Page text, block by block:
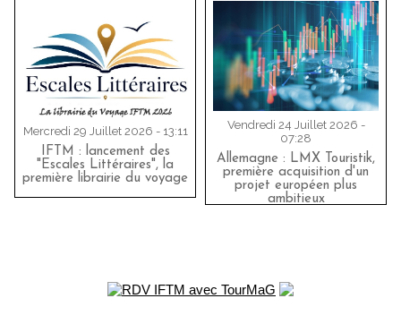
Mercredi 29 Juillet 2026 - 13:11
IFTM : lancement des
"Escales Littéraires", la
première librairie du voyage
Vendredi 24 Juillet 2026 -
07:28
Allemagne : LMX Touristik,
première acquisition d'un
projet européen plus
ambitieux